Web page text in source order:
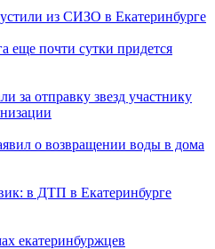
из СИЗО в Екатеринбурге
еще почти сутки придется
за отправку звезд участнику
о возвращении воды в дома
в ДТП в Екатеринбурге
екатеринбуржцев